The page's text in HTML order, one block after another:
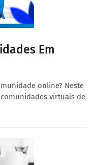
Em
online? Neste
virtuais de